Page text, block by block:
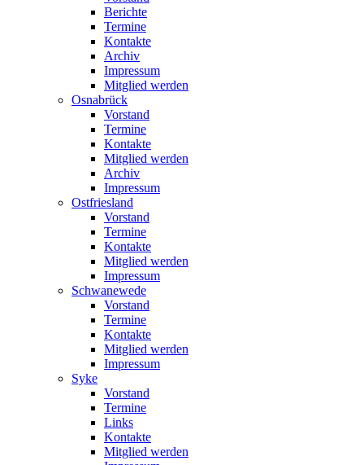
Berichte
Termine
Kontakte
Archiv
Impressum
Mitglied werden
Osnabrück
Vorstand
Termine
Kontakte
Mitglied werden
Archiv
Impressum
Ostfriesland
Vorstand
Termine
Kontakte
Mitglied werden
Impressum
Schwanewede
Vorstand
Termine
Kontakte
Mitglied werden
Impressum
Syke
Vorstand
Termine
Links
Kontakte
Mitglied werden